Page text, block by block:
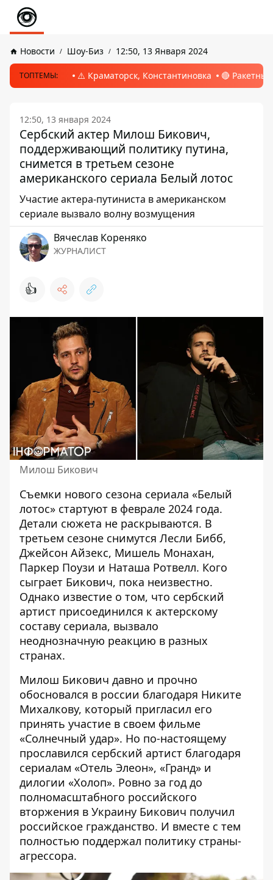
Новости Шоу-Биз 12:50, 13 Января 2024
ТОПТЕМЫ: ⚠️ Краматорск, Константиновка 🔴
12:50, 13 января 2024
Сербский актер Милош Бикович,
поддерживающий политику путина,
снимется в третьем сезоне
американского сериала Белый лотос
Участие актера-путиниста в американском
сериале вызвало волну возмущения
Вячеслав Кореняко
ЖУРНАЛИСТ
👍
Милош Бикович
Съемки нового сезона сериала «Белый
лотос» стартуют в феврале 2024 года.
Детали сюжета не раскрываются. В
третьем сезоне снимутся Лесли Бибб,
Джейсон Айзекс, Мишель Монахан,
Паркер Поузи и Наташа Ротвелл. Кого
сыграет Бикович, пока неизвестно.
Однако известие о том, что сербский
артист присоединился к актерскому
составу сериала, вызвало
неоднозначную реакцию в разных
странах.
Милош Бикович давно и прочно
обосновался в россии благодаря Никите
Михалкову, который пригласил его
принять участие в своем фильме
«Солнечный удар». Но по-настоящему
прославился сербский артист благодаря
сериалам «Отель Элеон», «Гранд» и
дилогии «Холоп». Ровно за год до
полномасштабного российского
вторжения в Украину Бикович получил
российское гражданство. И вместе с тем
полностью поддержал политику страны-
агрессора.